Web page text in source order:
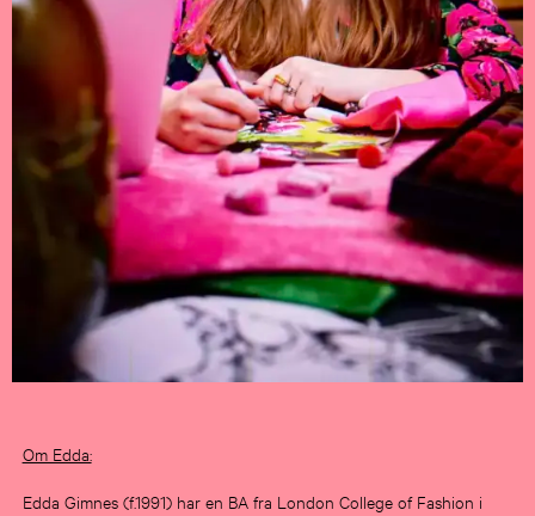
Om Edda:
Edda Gimnes (f.1991) har en BA fra London College of Fashion i